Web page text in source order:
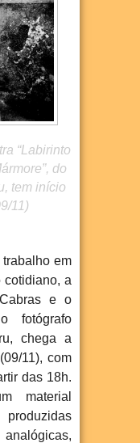
“Labirinto
do
tem início
11)
em
cotidiano, a
e o
fotógrafo
chega a
11), com
das 18h.
material